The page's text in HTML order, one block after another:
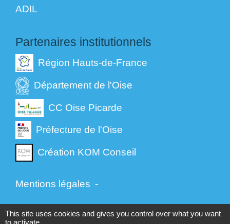
ADIL
Partenaires institutionnels
Région Hauts-de-France
Département de l'Oise
CC Oise Picarde
Préfecture de l'Oise
Création KOM Conseil
Mentions légales -
Politique de confidentialité - Accessibilité -
This site uses cookies and gives you control over what you want
to activate